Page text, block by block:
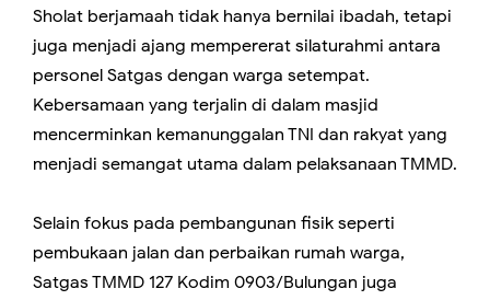
Sholat berjamaah tidak hanya bernilai ibadah, tetapi
juga menjadi ajang mempererat silaturahmi antara
personel Satgas dengan warga setempat.
Kebersamaan yang terjalin di dalam masjid
mencerminkan kemanunggalan TNI dan rakyat yang
menjadi semangat utama dalam pelaksanaan TMMD.
Selain fokus pada pembangunan fisik seperti
pembukaan jalan dan perbaikan rumah warga,
Satgas TMMD 127 Kodim 0903/Bulungan juga